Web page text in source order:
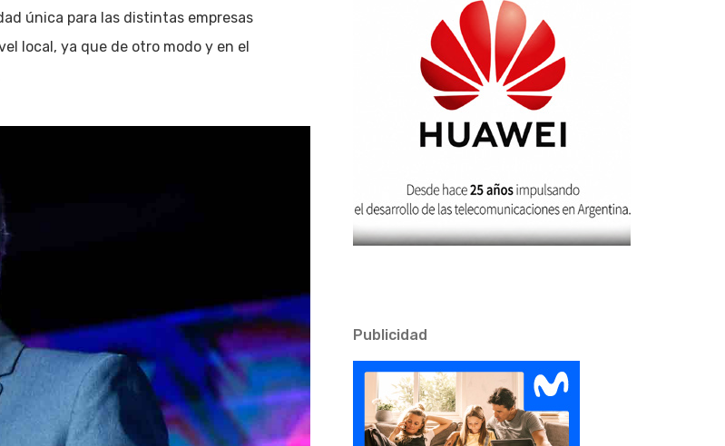
única para las distintas empresas
local, ya que de otro modo y en el
Publicidad